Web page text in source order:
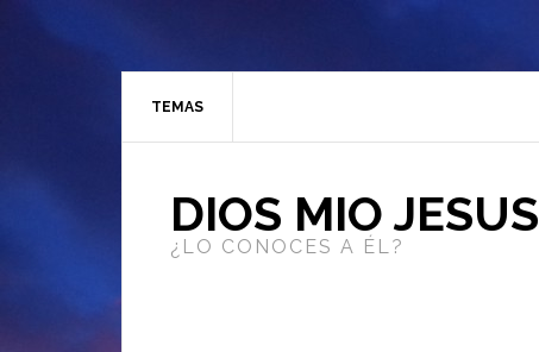
TEMAS
DIOS MIO JESUS
¿LO CONOCES A ÉL?